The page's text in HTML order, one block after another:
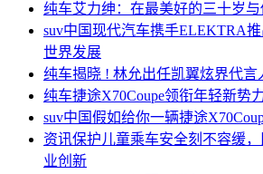
纯车艾力绅：在最美好的三十岁与
suv中国现代汽车携手ELEKTRA
世界发展
纯车揭晓 ! 林允出任凯翼炫界代言
纯车捷途X70Coupe领衔年轻新势
suv中国假如给你一辆捷途
资讯保护儿童乘车安全刻不容缓
业创新